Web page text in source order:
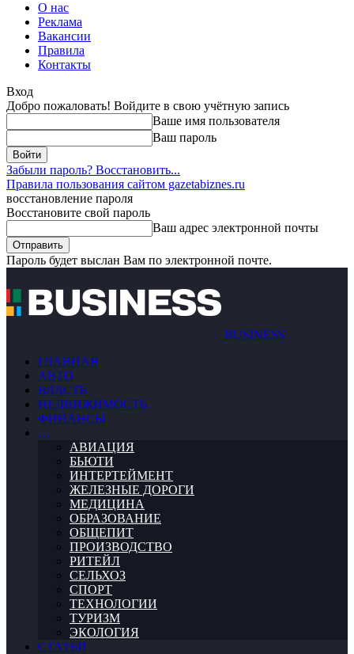
О нас
Реклама
Вакансии
Правила
Контакты
Вход
Добро пожаловать! Войдите в свою учётную запись
Ваше имя пользователя
Ваш пароль
Забыли пароль? Восстановить...
Правила пользования сайтом gazetabiznes.ru
восстановление пароля
Восстановите свой пароль
Ваш адрес электронной почты
Пароль будет выслан Вам по электронной почте.
BUSINESS
ГЛАВНАЯ
АВТО
ВЛАСТЬ
НЕДВИЖИМОСТЬ
ФИНАНСЫ
…
АВИАЦИЯ
БЬЮТИ
ИНТЕРТЕЙМЕНТ
ЖЕЛЕЗНЫЕ ДОРОГИ
МЕДИЦИНА
ОБРАЗОВАНИЕ
ОБЩЕПИТ
ПРОИЗВОДСТВО
РИТЕЙЛ
СЕЛЬХОЗ
СПОРТ
ТЕХНОЛОГИИ
ТУРИЗМ
ЭКОЛОГИЯ
СТАТЬИ